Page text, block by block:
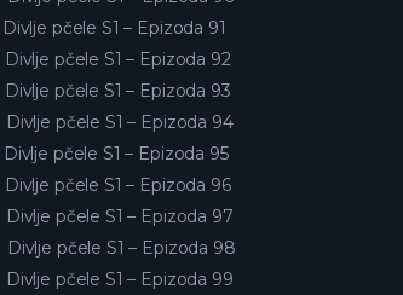
Divlje pčele S1 – Epizoda 91
Divlje pčele S1 – Epizoda 92
Divlje pčele S1 – Epizoda 93
Divlje pčele S1 – Epizoda 94
Divlje pčele S1 – Epizoda 95
Divlje pčele S1 – Epizoda 96
Divlje pčele S1 – Epizoda 97
Divlje pčele S1 – Epizoda 98
Divlje pčele S1 – Epizoda 99